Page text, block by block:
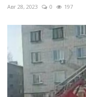
Авг 28, 2023 0 197